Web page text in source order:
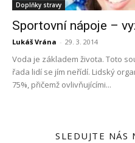
Doplňky stravy
Sportovní nápoje –
Lukáš Vrána - 29. 3. 2014
Voda je základem života. Toto
řada lidí se jím neřídí. Lidský
75%, přičemž ovlivňujícími...
SLEDUJTE NÁS